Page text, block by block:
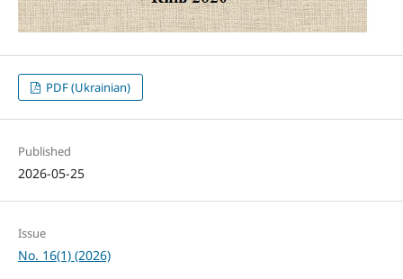
PDF (Ukrainian)
Published
2026-05-25
Issue
No. 16(1) (2026)